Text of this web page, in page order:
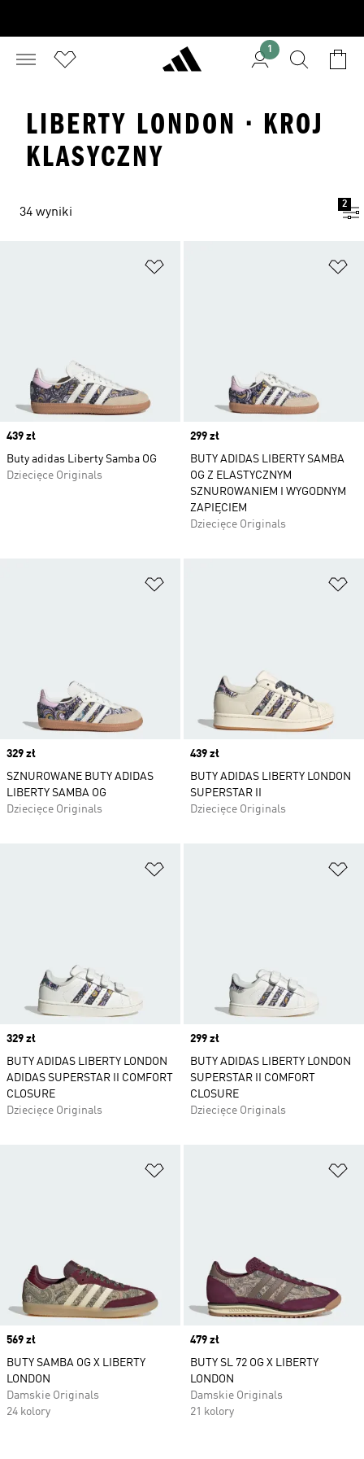
1
LIBERTY LONDON · KROJ
KLASYCZNY
34 wyniki
2
Price
439 zł
Buty adidas Liberty Samba OG
Dziecięce Originals
Price
299 zł
BUTY ADIDAS LIBERTY SAMBA
OG Z ELASTYCZNYM
SZNUROWANIEM I WYGODNYM
ZAPIĘCIEM
Dziecięce Originals
Price
329 zł
SZNUROWANE BUTY ADIDAS
LIBERTY SAMBA OG
Dziecięce Originals
Price
439 zł
BUTY ADIDAS LIBERTY LONDON
SUPERSTAR II
Dziecięce Originals
Price
329 zł
BUTY ADIDAS LIBERTY LONDON
ADIDAS SUPERSTAR II COMFORT
CLOSURE
Dziecięce Originals
Price
299 zł
BUTY ADIDAS LIBERTY LONDON
SUPERSTAR II COMFORT
CLOSURE
Dziecięce Originals
Price
569 zł
BUTY SAMBA OG X LIBERTY
LONDON
Damskie Originals
24 kolory
Price
479 zł
BUTY SL 72 OG X LIBERTY
LONDON
Damskie Originals
21 kolory